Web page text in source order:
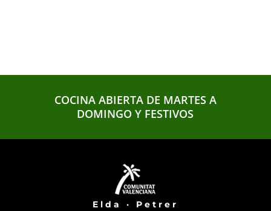
COCINA ABIERTA DE MARTES A
DOMINGO Y FESTIVOS
Elda · Petrer